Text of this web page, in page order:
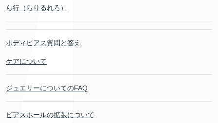
ら行（らりるれろ）
ボディピアス質問と答え
ケアについて
ジュエリーについてのFAQ
ピアスホールの拡張について